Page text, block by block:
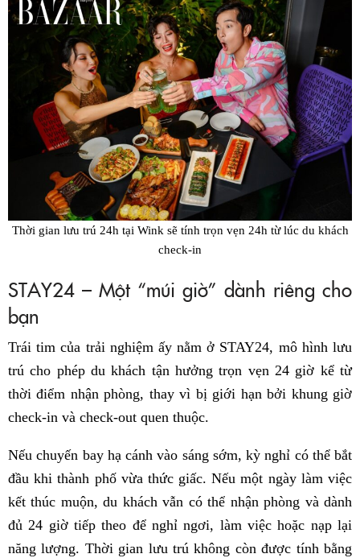
Thời gian lưu trú 24h tại Wink sẽ tính trọn vẹn 24h từ lúc du khách
check-in
STAY24 – Một “múi giờ” dành riêng cho
bạn
Trái tim của trải nghiệm ấy nằm ở STAY24, mô hình lưu
trú cho phép du khách tận hưởng trọn vẹn 24 giờ kể từ
thời điểm nhận phòng, thay vì bị giới hạn bởi khung giờ
check-in và check-out quen thuộc.
Nếu chuyến bay hạ cánh vào sáng sớm, kỳ nghỉ có thể bắt
đầu khi thành phố vừa thức giấc. Nếu một ngày làm việc
kết thúc muộn, du khách vẫn có thể nhận phòng và dành
đủ 24 giờ tiếp theo để nghỉ ngơi, làm việc hoặc nạp lại
năng lượng. Thời gian lưu trú không còn được tính bằng